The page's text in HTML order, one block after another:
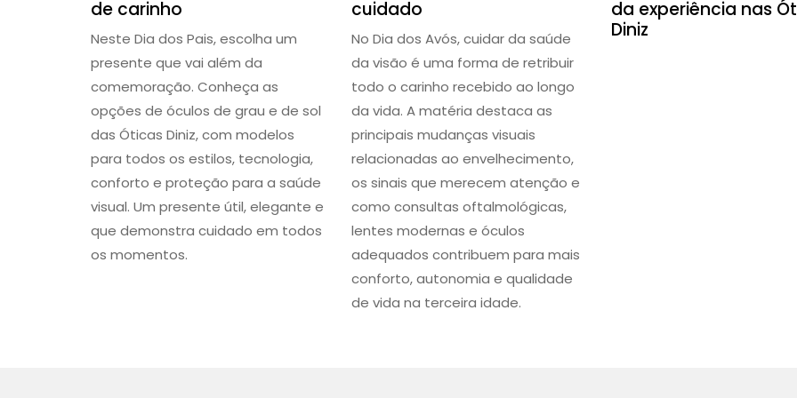
de carinho
Neste Dia dos Pais, escolha um
presente que vai além da
comemoração. Conheça as
opções de óculos de grau e de sol
das Óticas Diniz, com modelos
para todos os estilos, tecnologia,
conforto e proteção para a saúde
visual. Um presente útil, elegante e
que demonstra cuidado em todos
os momentos.
cuidado
No Dia dos Avós, cuidar da saúde
da visão é uma forma de retribuir
todo o carinho recebido ao longo
da vida. A matéria destaca as
principais mudanças visuais
relacionadas ao envelhecimento,
os sinais que merecem atenção e
como consultas oftalmológicas,
lentes modernas e óculos
adequados contribuem para mais
conforto, autonomia e qualidade
de vida na terceira idade.
da experiência nas
Diniz